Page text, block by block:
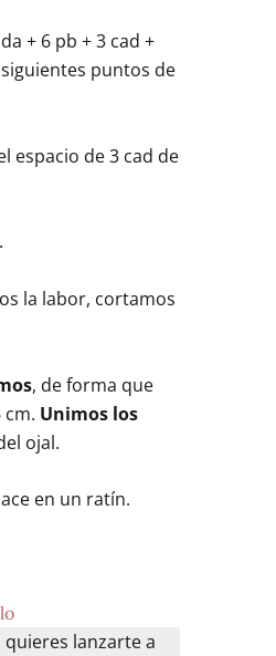
+ 6 pb + 3 cad +
puntos de
espacio de 3 cad de
la labor, cortamos
, de forma que
Unimos los
ojal.
en un ratín.
lanzarte a